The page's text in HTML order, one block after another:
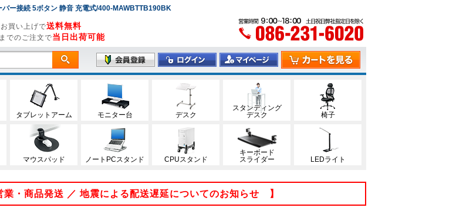
ー接続 5ボタン 静音 充電式/400-MAWBTTB190BK
買い上げで送料無料
でのご注文で当日出荷可能
タブレットアーム モニター台 デスク
スタンディング
デスク
椅子
マウスパッド ノートPCスタンド CPUスタンド
キーボード
スライダー
LEDライト
・商品発送 ／ 地震による配送遅延についてのお知らせ 】